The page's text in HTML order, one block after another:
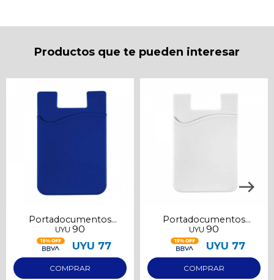
Productos que te pueden interesar
Portadocumentos
adhesivo azul
UYU 90
UYU 77
Portadocumentos
adhesivo blanco
UYU 90
UYU 77
Continuar